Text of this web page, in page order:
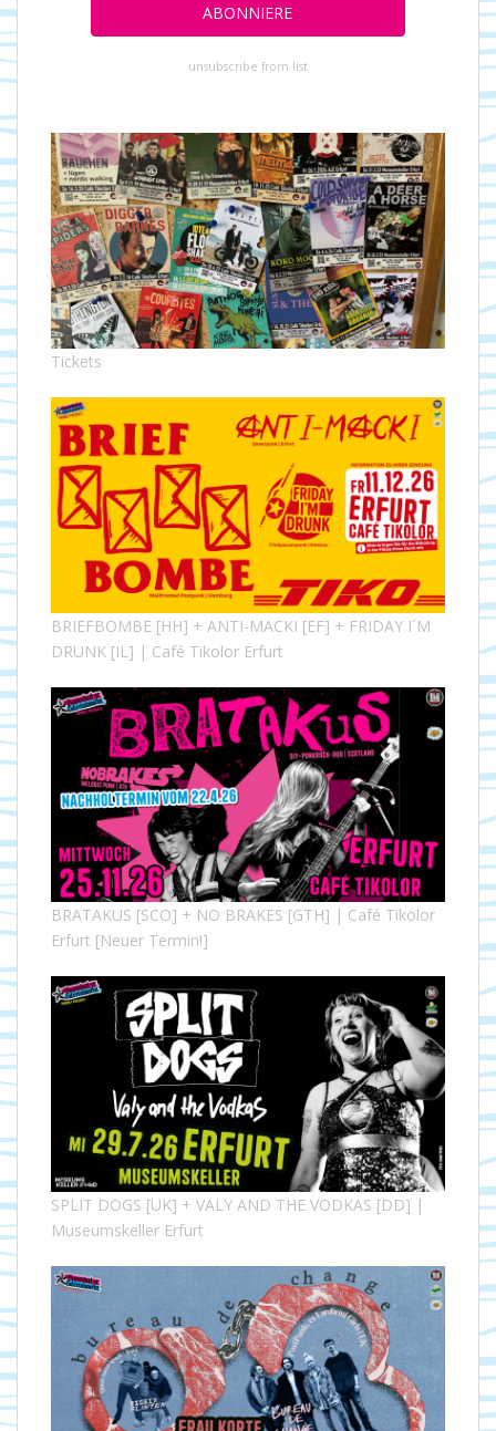
unsubscribe from list
Tickets
BRIEFBOMBE [HH] + ANTI-MACKI [EF] + FRIDAY I´M
DRUNK [IL] | Café Tikolor Erfurt
BRATAKUS [SCO] + NO BRAKES [GTH] | Café Tikolor
Erfurt [Neuer Termin!]
SPLIT DOGS [UK] + VALY AND THE VODKAS [DD] |
Museumskeller Erfurt